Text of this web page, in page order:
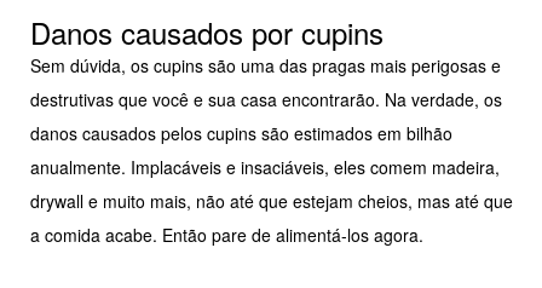
Danos causados por cupins
Sem dúvida, os cupins são uma das pragas mais perigosas e
destrutivas que você e sua casa encontrarão. Na verdade, os
danos causados pelos cupins são estimados em bilhão
anualmente. Implacáveis e insaciáveis, eles comem madeira,
drywall e muito mais, não até que estejam cheios, mas até que
a comida acabe. Então pare de alimentá-los agora.